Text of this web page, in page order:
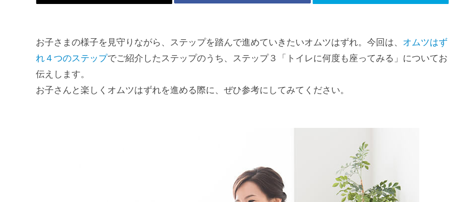
お子さまの様子を見守りながら、ステップを踏んで進めていきたいオムツはずれ。今回は、 オムツはず
れ４つのステップでご紹介したステップのうち、ステップ３「トイレに何度も座ってみる」についてお
伝えします。
お子さんと楽しくオムツはずれを進める際に、ぜひ参考にしてみてください。